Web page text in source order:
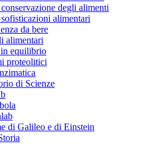
degli alimenti
alimentari
da bere
alimentari
equilibrio
proteolitici
di Scienze
di Galileo e di Einstein